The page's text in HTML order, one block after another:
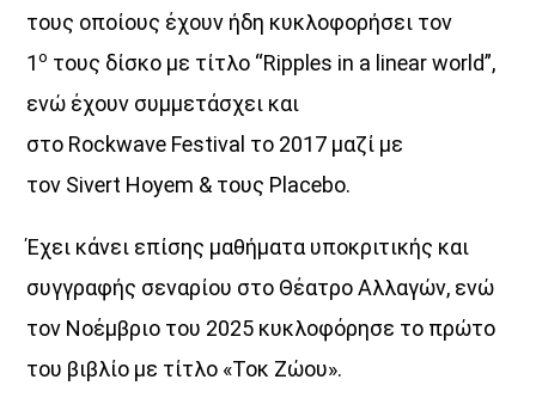
τους οποίους έχουν ήδη κυκλοφορήσει τον
1ο τους δίσκο με τίτλο “Ripples in a linear world”,
ενώ έχουν συμμετάσχει και
στο Rockwave Festival το 2017 μαζί με
τον Sivert Hoyem & τους Placebo.
Έχει κάνει επίσης μαθήματα υποκριτικής και
συγγραφής σεναρίου στο Θέατρο Αλλαγών, ενώ
τον Νοέμβριο του 2025 κυκλοφόρησε το πρώτο
του βιβλίο με τίτλο «Τοκ Ζώου».